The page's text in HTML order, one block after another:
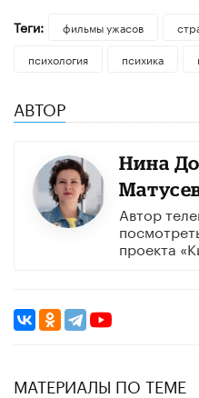
Теги: фильмы ужасов
психология
психика
АВТОР
Нина
Автор
проекта
МАТЕРИАЛЫ ПО ТЕМЕ